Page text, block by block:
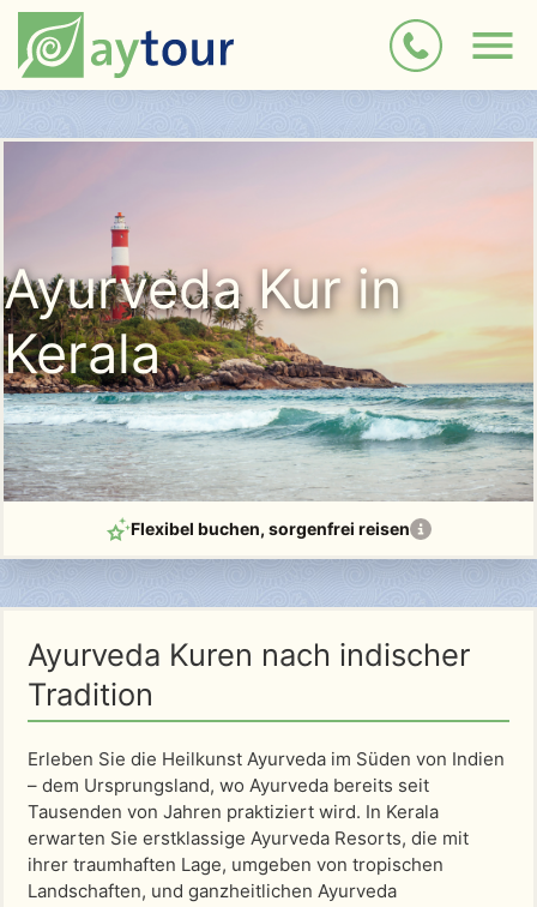
Ayurveda Kur in
Kerala
Flexibel buchen, sorgenfrei reisen
Ayurveda Kuren nach indischer
Tradition
Erleben Sie die Heilkunst Ayurveda im Süden von Indien
– dem Ursprungsland, wo Ayurveda bereits seit
Tausenden von Jahren praktiziert wird. In Kerala
erwarten Sie erstklassige Ayurveda Resorts, die mit
ihrer traumhaften Lage, umgeben von tropischen
Landschaften, und ganzheitlichen Ayurveda